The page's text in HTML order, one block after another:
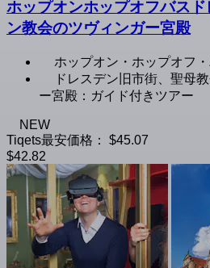
ホップオンホップオフバス
ン教会のツヴィンガー宮殿
ホップオン・ホップオフ
ドレスデン旧市街、聖母
ー宮殿：ガイド付きツアー
NEW
Tiqets最安価格：
$45.07
$42.82